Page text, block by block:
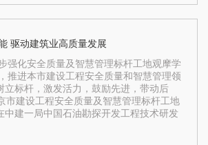
驱动建筑业高质量发展
强化安全质量及智慧管理标杆工地观摩学
推进本市建设工程安全质量和智慧管理领
立标杆，激发活力，鼓励先进，带动后
市建设工程安全质量及智慧管理标杆工地
中建一局中国石油勘探开发工程技术研发